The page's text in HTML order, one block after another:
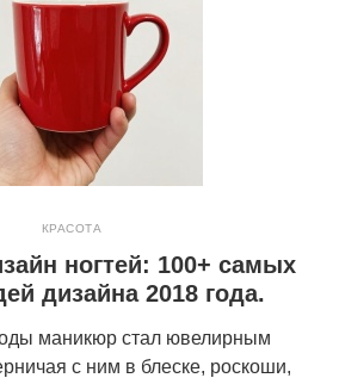
КРАСОТА
ногтей: 100+ самых
дизайна 2018 года.
маникюр стал ювелирным
с ним в блеске, роскоши,